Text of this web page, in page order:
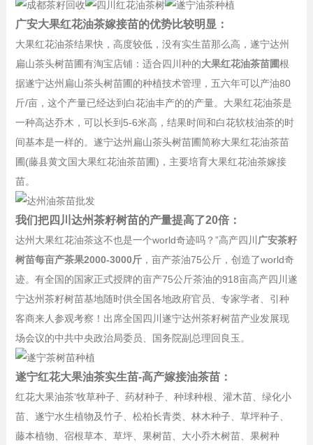
广安大果红花油茶嫁接苗的优势比较明显：
大果红花油茶结果快，高度较低，没有实生苗那么高，遂宁达州
扁山茶头树苗圃有淘宝店铺：适合四川种的大果红花油茶苗圃根
据遂宁达州扁山茶头树苗圃的种植技术管理，五六年可以产油80
斤/亩，这个产量已经达到白花油丰产的的产量。大果红花油茶是
一种高达乔木，可以长到5-6米高，结果时间和白花软枝油茶的时
间基本是一样的。遂宁达州扁山茶头树苗圃简称大果红花油茶苗
圃(藤县黄文国大果红花油茶苗圃)，主要培育大果红花油茶嫁接
苗。
我们把四川达州茶籽树苗的产量提高了20倍：
达州大果红花油茶这不也是一个world奇迹吗？”高产四川 广安茶籽
树苗每亩产茶果2000-3000斤，亩产茶油75公斤，创造了world奇
迹。有全国的国家正式授牌的亩产75公斤茶油的918亩高产四川遂
宁达州茶籽树苗基地随时供全国各地政府官员、专家学者、引种
客商来人参观考察！出席全国四川遂宁达州茶籽树苗产业发展现
场会议的中共中央政治局委员、国务院副总理回良玉。
遂宁红花大果油茶实生苗-高产嫁接油茶苗：
红花大果油茶‘牧草种子、药材种子、种球种根、灌木苗、绿化小
苗、遂宁水生植物及竹子、松柏长青类、林木种子、草坪种子、
藤本植物、宿根草本、草坪、果树苗、大小乔木树苗、果树种